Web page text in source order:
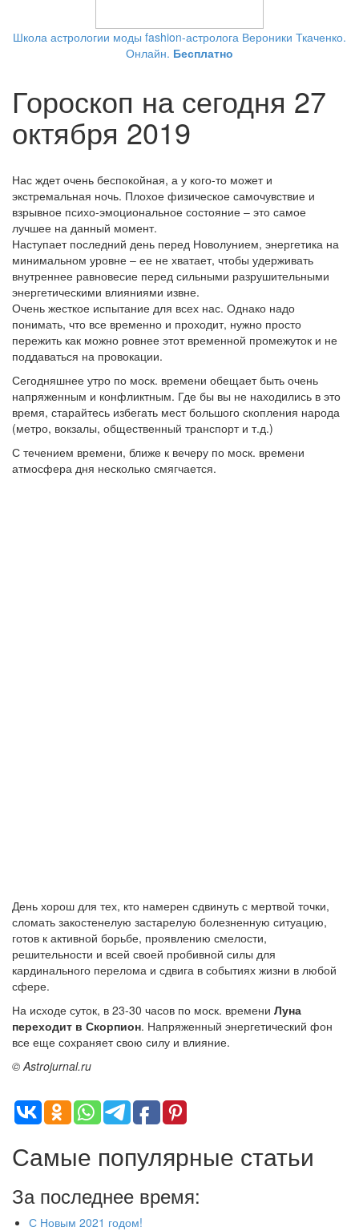
Школа астрологии моды fashion-астролога Вероники Ткаченко.
Онлайн. Бесплатно
Гороскоп на сегодня 27
октября 2019
Нас ждет очень беспокойная, а у кого-то может и
экстремальная ночь. Плохое физическое самочувствие и
взрывное психо-эмоциональное состояние – это самое
лучшее на данный момент.
Наступает последний день перед Новолунием, энергетика на
минимальном уровне – ее не хватает, чтобы удерживать
внутреннее равновесие перед сильными разрушительными
энергетическими влияниями извне.
Очень жесткое испытание для всех нас. Однако надо
понимать, что все временно и проходит, нужно просто
пережить как можно ровнее этот временной промежуток и не
поддаваться на провокации.
Сегодняшнее утро по моск. времени обещает быть очень
напряженным и конфликтным. Где бы вы не находились в это
время, старайтесь избегать мест большого скопления народа
(метро, вокзалы, общественный транспорт и т.д.)
С течением времени, ближе к вечеру по моск. времени
атмосфера дня несколько смягчается.
День хорош для тех, кто намерен сдвинуть с мертвой точки,
сломать закостенелую застарелую болезненную ситуацию,
готов к активной борьбе, проявлению смелости,
решительности и всей своей пробивной силы для
кардинального перелома и сдвига в событиях жизни в любой
сфере.
На исходе суток, в 23-30 часов по моск. времени Луна
переходит в Скорпион. Напряженный энергетический фон
все еще сохраняет свою силу и влияние.
© Astrojurnal.ru
Самые популярные статьи
За последнее время:
С Новым 2021 годом!